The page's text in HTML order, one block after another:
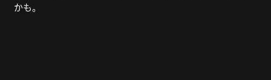
かも。